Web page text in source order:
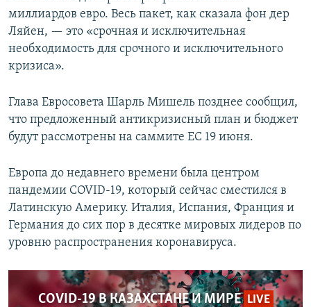
миллиардов евро. Весь пакет, как сказала фон дер
Ляйен, — это «срочная и исключительная
необходимость для срочного и исключительного
кризиса».
Глава Евросовета Шарль Мишель позднее сообщил,
что предложенный антикризисный план и бюджет
будут рассмотрены на саммите ЕС 19 июня.
Европа до недавнего времени была центром
пандемии COVID-19, который сейчас сместился в
Латинскую Америку. Италия, Испания, Франция и
Германия до сих пор в десятке мировых лидеров по
уровню распространения коронавируса.
COVID-19 В КАЗАХСТАНЕ И МИРЕ LIVE